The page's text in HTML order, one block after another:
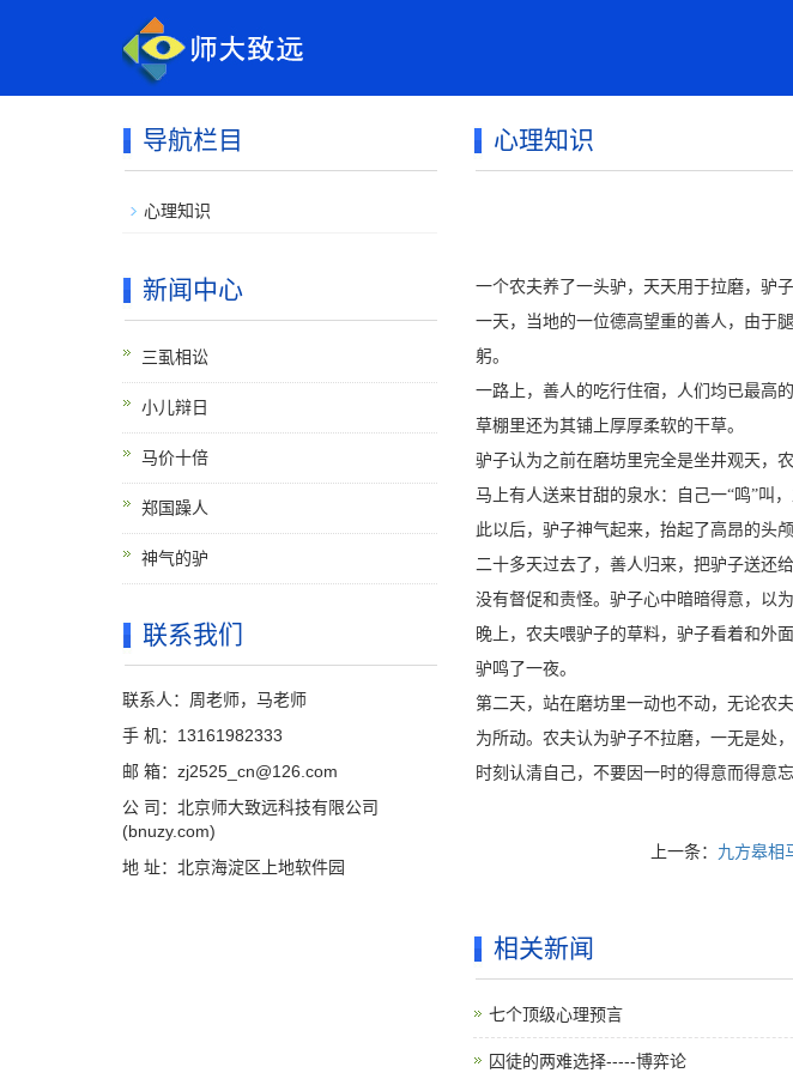
心理知识
一个农夫养了一头驴，天天用于拉磨，驴
一天，当地的一位德高望重的善人，由于
躬。
一路上，善人的吃行住宿，人们均已最高
草棚里还为其铺上厚厚柔软的干草。
驴子认为之前在磨坊里完全是坐井观天，
马上有人送来甘甜的泉水：自己一“鸣”叫
此以后，驴子神气起来，抬起了高昂的头
二十多天过去了，善人归来，把驴子送还
没有督促和责怪。驴子心中暗暗得意，以
晚上，农夫喂驴子的草料，驴子看着和外
驴鸣了一夜。
第二天，站在磨坊里一动也不动，无论农
为所动。农夫认为驴子不拉磨，一无是处
时刻认清自己，不要因一时的得意而得意忘
上一条： 九方皋相
相关新闻
七个顶级心理预言
囚徒的两难选择-----博弈论
导航栏目
心理知识
新闻中心
三虱相讼
小儿辩日
马价十倍
郑国躁人
神气的驴
联系我们
联系人：周老师，马老师
手 机：13161982333
邮 箱：zj2525_cn@126.com
公 司：北京师大致远科技有限公司
(bnuzy.com)
地 址：北京海淀区上地软件园